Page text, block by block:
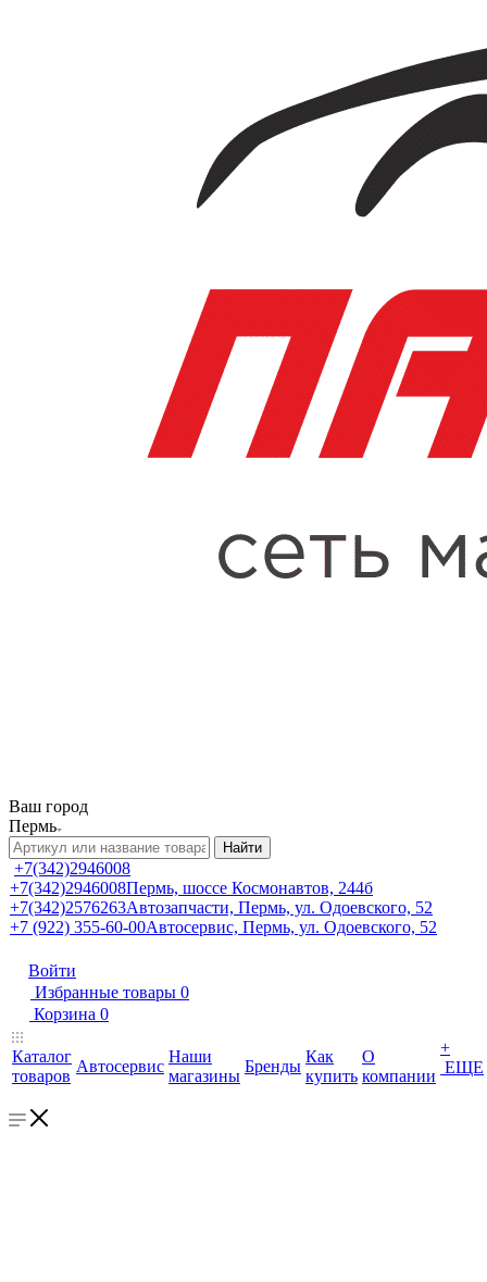
Ваш город
Пермь
Найти
+7(342)2946008
+7(342)2946008Пермь, шоссе Космонавтов, 244б
+7(342)2576263Автозапчасти, Пермь, ул. Одоевского, 52
+7 (922) 355-60-00Автосервис, Пермь, ул. Одоевского, 52
Войти
Избранные товары 0
Корзина 0
Каталог
товаров
Автосервис
Наши
магазины
Бренды
Как
купить
О
компании
+
ЕЩЕ